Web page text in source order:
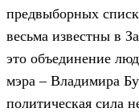
предвыборных
весьма известны в
это объединение
мэра – Владимира
политическая сила